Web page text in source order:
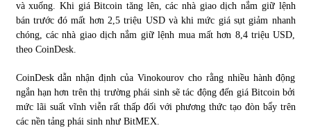
và xuống. Khi giá Bitcoin tăng lên, các nhà giao dịch nắm giữ lệnh
bán trước đó mất hơn 2,5 triệu USD và khi mức giá sụt giảm nhanh
chóng, các nhà giao dịch nắm giữ lệnh mua mất hơn 8,4 triệu USD,
theo CoinDesk.
CoinDesk dẫn nhận định của Vinokourov cho rằng nhiều hành động
ngắn hạn hơn trên thị trường phái sinh sẽ tác động đến giá Bitcoin bởi
mức lãi suất vĩnh viễn rất thấp đối với phương thức tạo đòn bẩy trên
các nền tảng phái sinh như BitMEX.